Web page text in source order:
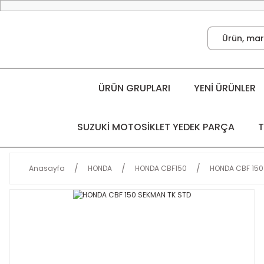
ÜRÜN GRUPLARI YENİ ÜRÜNLER
SUZUKİ MOTOSİKLET YEDEK PARÇA
Anasayfa HONDA HONDA CBF150 HONDA CBF